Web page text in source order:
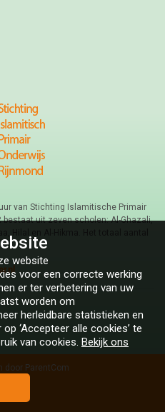
van Stichting Islamitische Primair
bestaat uit zeven scholen: Al-Ghazali,
door ParentCom
website
voor een correcte werking
er ter verbetering van uw
worden om
herleidbare statistieken en
‘Accepteer alle cookies’ te
van cookies. Bekijk ons